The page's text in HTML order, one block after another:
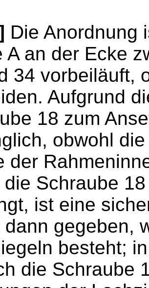
Die Anordnung
A an der Ecke
34 vorbeiläuft,
Aufgrund
18 zum
obwohl
der
Schraube
ist eine
dann gegeben,
besteht;
die Schraube